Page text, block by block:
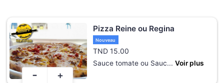
Pizza Reine ou Regina
Nouveau
TND 15.00
Sauce tomate ou Sauc... Voir plus
- +